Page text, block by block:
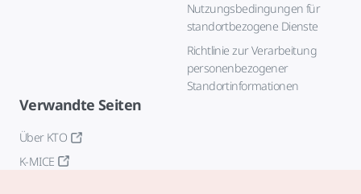
Nutzungsbedingungen für
standortbezogene Dienste
Richtlinie zur Verarbeitung
personenbezogener
Standortinformationen
Verwandte Seiten
Über KTO
K-MICE